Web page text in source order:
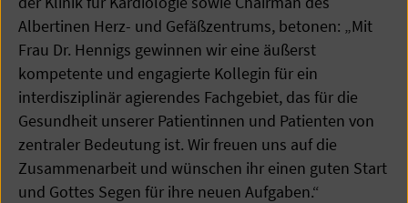
Albertinen Herz- und Gefäßzentrums, betonen: „Mit
Frau Dr. Hennigs gewinnen wir eine äußerst
kompetente und engagierte Kollegin für ein
interdisziplinär agierendes Fachgebiet, das für die
Gesundheit unserer Patientinnen und Patienten von
zentraler Bedeutung ist. Wir freuen uns auf die
Zusammenarbeit und wünschen ihr einen guten Start
und Gottes Segen für ihre neuen Aufgaben.“